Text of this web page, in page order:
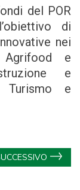
del POR
di
nei
e
e
Turismo e